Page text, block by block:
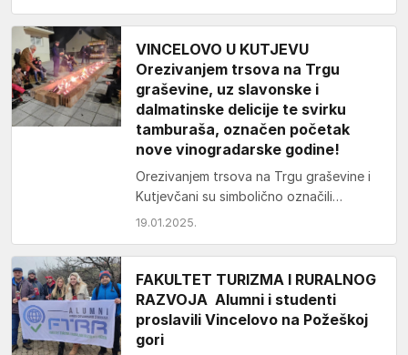
je…
VINCELOVO U KUTJEVU
Orezivanjem trsova na Trgu
graševine, uz slavonske i
dalmatinske delicije te svirku
tamburaša, označen početak
nove vinogradarske godine!
Orezivanjem trsova na Trgu graševine i
Kutjevčani su simbolično označili
početak radova u vinogradima. Domaćim
19.01.2025.
FAKULTET TURIZMA I RURALNOG
RAZVOJA Alumni i studenti
proslavili Vincelovo na Požeškoj
gori